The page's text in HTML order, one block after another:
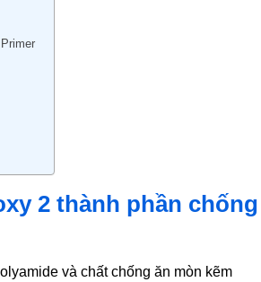
2 thành phần
và chất chống ăn mòn kẽm